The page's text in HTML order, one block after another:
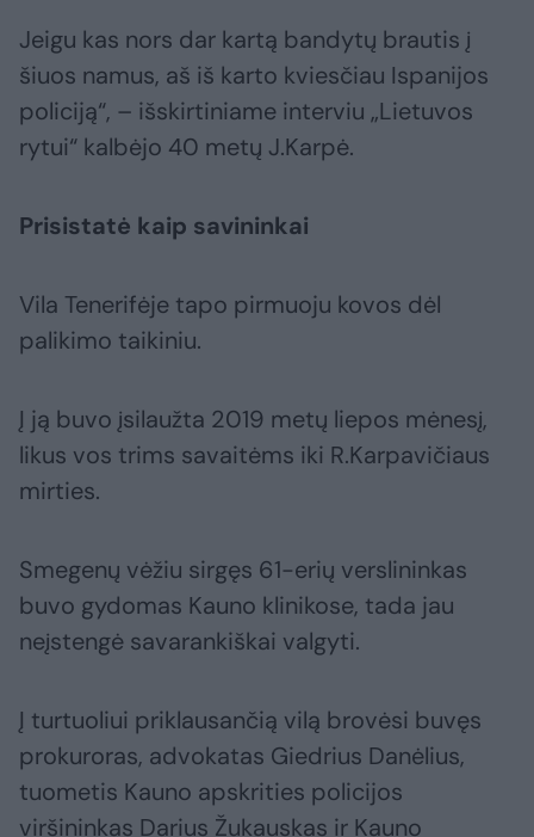
Jeigu kas nors dar kartą bandytų brautis į
šiuos namus, aš iš karto kviesčiau Ispanijos
policiją“, – išskirtiniame interviu „Lietuvos
rytui“ kalbėjo 40 metų J.Karpė.
Prisistatė kaip savininkai
Vila Tenerifėje tapo pirmuoju kovos dėl
palikimo taikiniu.
Į ją buvo įsilaužta 2019 metų liepos mėnesį,
likus vos trims savaitėms iki R.Karpavičiaus
mirties.
Smegenų vėžiu sirgęs 61-erių verslininkas
buvo gydomas Kauno klinikose, tada jau
neįstengė savarankiškai valgyti.
Į turtuoliui priklausančią vilą brovėsi buvęs
prokuroras, advokatas Giedrius Danėlius,
tuometis Kauno apskrities policijos
viršininkas Darius Žukauskas ir Kauno